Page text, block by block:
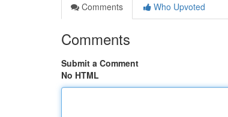
Comments
Who Upvoted
Comments
Submit a Comment
No HTML